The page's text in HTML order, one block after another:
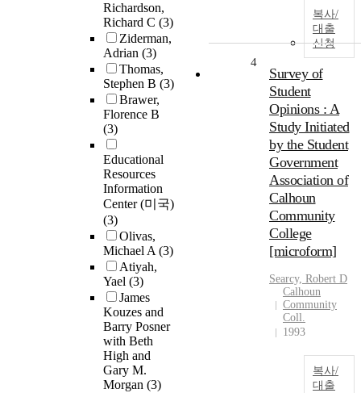
Richardson,
Richard C (3)
Ziderman,
Adrian (3)
Thomas,
Stephen B (3)
Brawer,
Florence B
(3)
Educational
Resources
Information
Center (미국)
(3)
Olivas,
Michael A(3)
Atiyah,
Yael (3)
James
Kouzes and
Barry Posner
with Beth
High and
Gary M.
Morgan (3)
복사/
대출
신청
4
Survey of
Student
Opinions : A
Study Initiated
by the Student
Government
Association of
Calhoun
Community
College
[microform]
Searcy, Robert D
Calhoun
Community
Coll.
1993
복사/
대출